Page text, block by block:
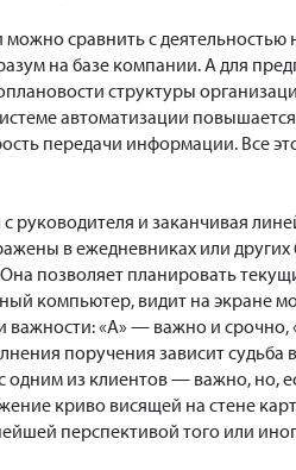
сравнить с
на базе компании. А для
структуры
автоматизации
передачи информации. Все
руководителя и заканчивая
в ежедневниках или
позволяет планировать
компьютер, видит на экране
важности: «А» — важно и
поручения зависит
из клиентов — важно, но,
криво висящей на стене
перспективой того или